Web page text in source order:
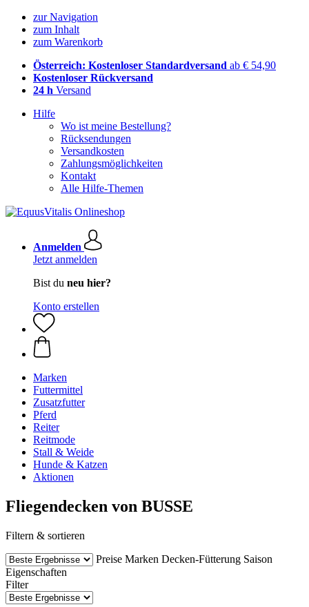
zur Navigation
zum Inhalt
zum Warenkorb
Österreich: Kostenloser Standardversand ab € 54,90
Kostenloser Rückversand
24 h Versand
Hilfe
Wo ist meine Bestellung?
Rücksendungen
Versandkosten
Zahlungsmöglichkeiten
Kontakt
Alle Hilfe-Themen
Anmelden
Jetzt anmelden
Bist du neu hier?
Konto erstellen
Marken
Futtermittel
Zusatzfutter
Pferd
Reiter
Reitmode
Stall & Weide
Hunde & Katzen
Aktionen
Fliegendecken von BUSSE
Filtern & sortieren
Preise Marken Decken-Fütterung Saison
Eigenschaften
Filter